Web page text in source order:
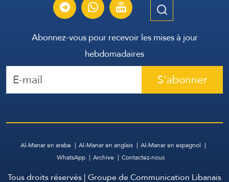
Abonnez-vous pour recevoir les mises à jour
hebdomadaires
S'abonner
Al-Manar en arabe Al-Manar en anglais
Al-Manar en espagnol
WhatsApp
Archive Contactez-nous
Tous droits réservés | Groupe de Communication Libanais